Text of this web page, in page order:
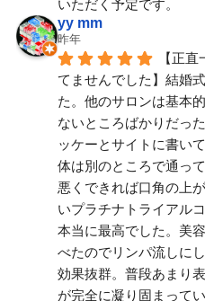
いただく予定です。
yy mm
昨年
【正
てませんでした】結婚
た。他のサロンは基本
ないところばかりだっ
ッケーとサイトに書い
体は別のところで通っ
悪くできれば口角の上
いプラチナトライアル
本当に最高でした。美
べたのでリンパ流しに
効果抜群。普段あまり
が完全に凝り固まって